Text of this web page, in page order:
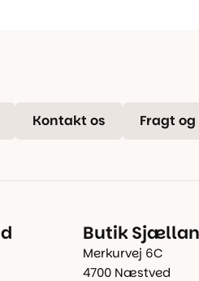
Kontakt os Fragt
Butik
Merkurvej 6C
4700 Næstved